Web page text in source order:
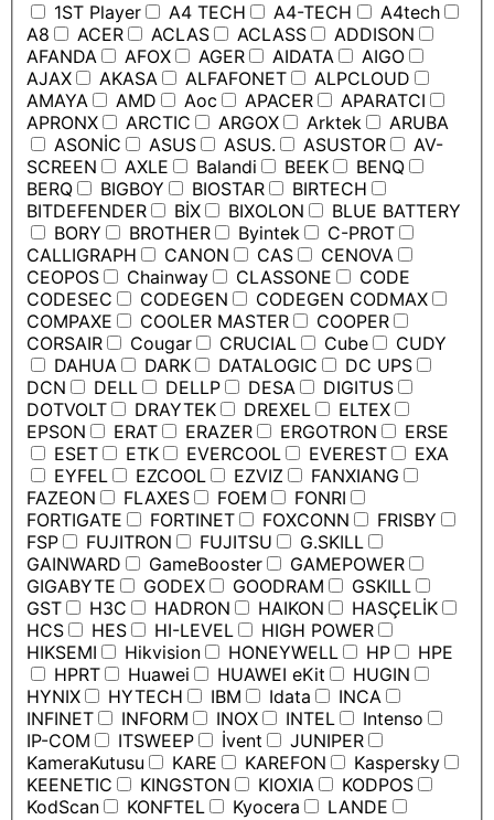
1ST Player
A4 TECH A4-TECH
A4tech
A8
ACER ACLAS ACLASS
ADDISON
AFANDA
AFOX AGER AIDATA
AIGO
AJAX
AKASA ALFAFONET
ALPCLOUD
AMAYA
AMD Aoc APACER
APARATCI
APRONX
ARCTIC ARGOX Arktek
ARUBA
ASONİC
ASUS ASUS. ASUSTOR
AV-
SCREEN
AXLE Balandi BEEK
BENQ
BERQ
BIGBOY BIOSTAR
BIRTECH
BITDEFENDER
BİX BIXOLON
BLUE BATTERY
BORY
BROTHER Byintek
C-PROT
CALLIGRAPH
CANON CAS
CENOVA
CEOPOS
Chainway CLASSONE
CODE
CODESEC
CODEGEN
CODEGEN CODMAX
COMPAXE
COOLER MASTER
COOPER
CORSAIR
Cougar CRUCIAL Cube
CUDY
DAHUA
DARK DATALOGIC
DC UPS
DCN
DELL DELLP DESA
DIGITUS
DOTVOLT
DRAYTEK DREXEL
ELTEX
EPSON
ERAT ERAZER ERGOTRON
ERSE
ESET
ETK EVERCOOL EVEREST
EXA
EYFEL
EZCOOL EZVIZ
FANXIANG
FAZEON
FLAXES FOEM
FONRI
FORTIGATE
FORTINET FOXCONN
FRISBY
FSP
FUJITRON FUJITSU
G.SKILL
GAINWARD
GameBooster
GAMEPOWER
GIGABYTE
GODEX GOODRAM
GSKILL
GST
H3C HADRON HAIKON
HASÇELİK
HCS
HES HI-LEVEL
HIGH POWER
HIKSEMI
Hikvision HONEYWELL HP
HPE
HPRT
Huawei HUAWEI eKit
HUGIN
HYNIX
HYTECH IBM Idata
INCA
INFINET
INFORM INOX INTEL
Intenso
IP-COM
ITSWEEP İvent
JUNIPER
KameraKutusu
KARE KAREFON
Kaspersky
KEENETIC
KINGSTON KIOXIA
KODPOS
KodScan
KONFTEL Kyocera
LANDE